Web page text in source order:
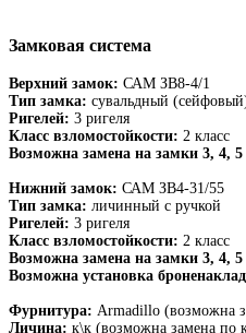
Замковая система
Верхний замок: САМ ЗВ8-4/1
Тип замка: сувальдный
Ригелей: 3 ригеля
Класс взломостойкости: 2 класс
Возможна замена на замки 3, 4, 5
Нижний замок: САМ ЗВ4-31/55
Тип замка: личинный с ручкой
Ригелей: 3 ригеля
Класс взломостойкости: 2 класс
Возможна замена на замки 3, 4, 5
Возможна установка
Фурнитура: Armadillo (возможна
Личина: к\к (возможна замена по